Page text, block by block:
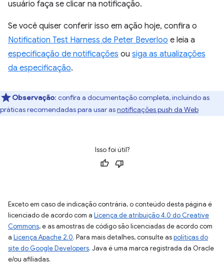
usuário faça se clicar na notificação.
Se você quiser conferir isso em ação hoje, confira o
Notification Test Harness de Peter Beverloo e leia a
especificação de notificações ou siga as atualizações
da especificação.
Observação: confira a documentação completa, incluindo as
práticas recomendadas para usar asnotificações push da Web
Isso foi útil?
Exceto em caso de indicação contrária, o conteúdo desta página é
licenciado de acordo com a Licença de atribuição 4.0 do Creative
Commons, e as amostras de código são licenciadas de acordo com
a Licença Apache 2.0. Para mais detalhes, consulte aspolíticas do
site do Google Developers. Java é uma marca registrada da Oracle
e/ou afiliadas.